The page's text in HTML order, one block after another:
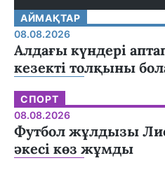
АЙМАҚТАР
08.08.2026
Алдағы күндері
кезекті толқыны
СПОРТ
08.08.2026
Футбол жұлдызы
әкесі көз жұмды